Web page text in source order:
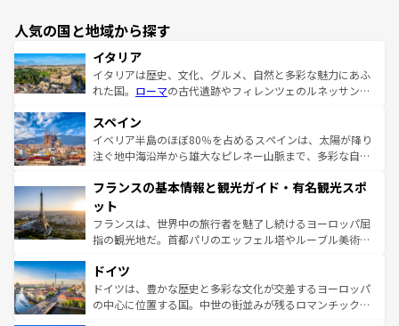
人気の国と地域から探す
イタリア
イタリアは歴史、文化、グルメ、自然と多彩な魅力にあふ
れた国。 ローマの古代遺跡やフィレンツェのルネッサンス
ろん、トスカーナの美しい田園風景やアマルフィ海岸の絶
景など、自然景観も見逃せない。観光の合間には、本場の
ピザやパスタなど、絶品のイタリア料理を堪能することも
ませてくれるイタリアで、忘れられない旅をしてみよう！
なお、新着のイタリア情報は
しい。
スペイン
イベリア半島のほぼ80％を占めるスペインは、太陽が降り
注ぐ地中海沿岸から雄大なピレネー山脈まで、多彩な自然
文化が根付くこの国では、情熱的なフラメンコ、熱気あふ
れる闘牛、そして美味しいタパスが生活の一部となってい
る。首都マドリードの洗練された雰囲気や、バルセロナの
アートに溢れた街角から、地方では古代ローマ遺跡や中世
せる。地方によって風土や気候が異なるスペインはその個
性で訪れる人を魅了する。 なお、新着のスペイン情報は コ
ンテンツ一覧を参照してほしい。
フランスの基本情報と観光ガイド・有名観光スポ
ット
フランスは、世界中の旅行者を魅了し続けるヨーロッパ屈
指の観光地だ。首都パリのエッフェル塔やルーブル美術館
で、幅広い魅力が詰まっている。華麗な宮殿、歴史的な大
聖堂、美しいビーチ、そして豊かな自然が、訪れる者を心
から魅了する。また、フランスは美食の国としても知ら
ドイツ
ドイツは、豊かな歴史と多彩な文化が交差するヨーロッパ
の中心に位置する国。中世の街並みが残るロマンチック街